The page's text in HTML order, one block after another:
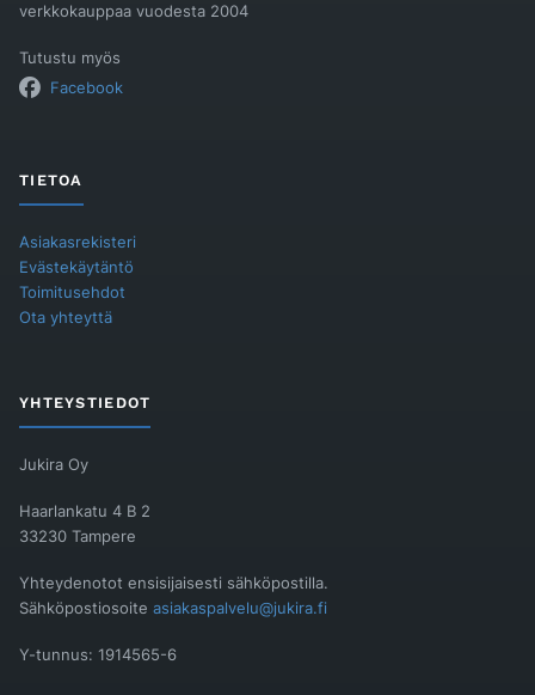
verkkokauppaa vuodesta 2004
Tutustu myös
Facebook
TIETOA
Asiakasrekisteri
Evästekäytäntö
Toimitusehdot
Ota yhteyttä
YHTEYSTIEDOT
Jukira Oy
Haarlankatu 4 B 2
33230 Tampere
Yhteydenotot ensisijaisesti sähköpostilla.
Sähköpostiosoite asiakaspalvelu@jukira.fi
Y-tunnus: 1914565-6